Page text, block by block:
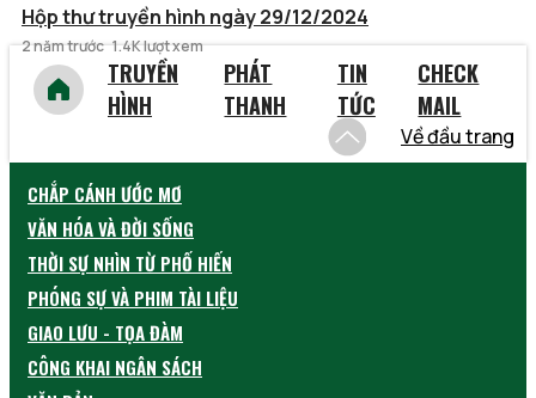
Hộp thư truyền hình ngày 29/12/2024
2 năm trước 1.4K lượt xem
TRUYỀN
HÌNH
PHÁT
THANH
TIN
TỨC
CHECK
MAIL
Về đầu trang
CHẮP CÁNH ƯỚC MƠ
VĂN HÓA VÀ ĐỜI SỐNG
THỜI SỰ NHÌN TỪ PHỐ HIẾN
PHÓNG SỰ VÀ PHIM TÀI LIỆU
GIAO LƯU - TỌA ĐÀM
CÔNG KHAI NGÂN SÁCH